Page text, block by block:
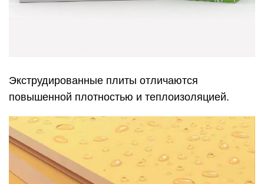
Экструдированные плиты отличаются
повышенной плотностью и теплоизоляцией.